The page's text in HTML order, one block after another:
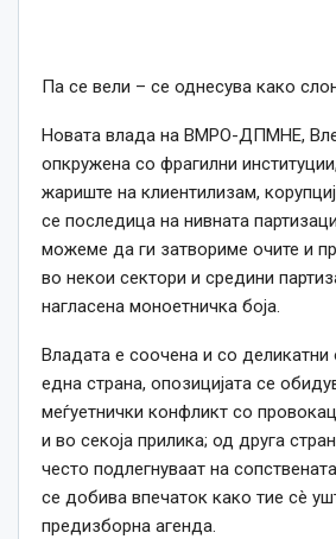
Па се вели – се однесува како
Новата влада на ВМРО-ДПМНЕ,
опкружена со фрагилни
жариште на клиентилизам,
се последица на нивната
можеме да ги затвориме очите и
во некои сектори и средини
нагласена моноетничка боја.
Владата е соочена и со деликатни
една страна, опозицијата се
меѓуетнички конфликт со
и во секоја прилика; од друга
често подлегнуваат на
се добива впечаток како тие сè
предизборна агенда.